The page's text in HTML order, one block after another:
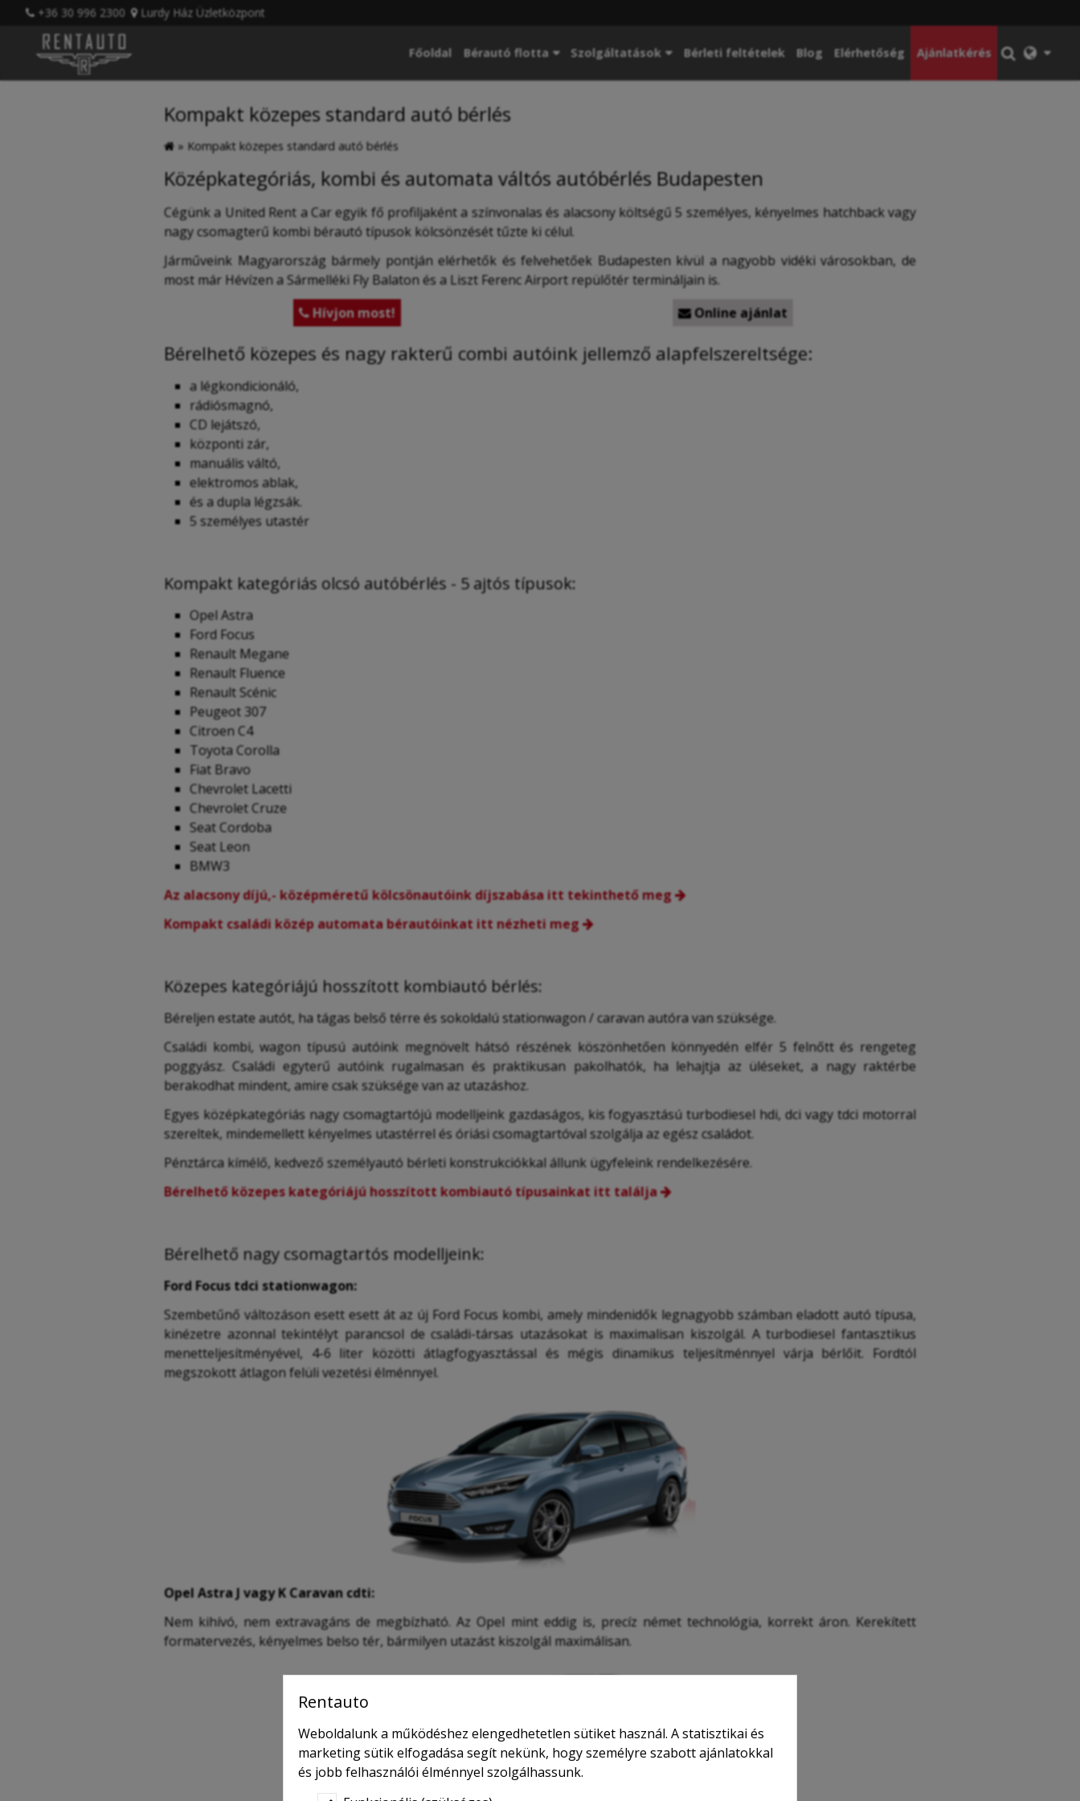
+36 30 996 2300 Lurdy Ház Üzletközpont
Főoldal Bérautó flotta Szolgáltatások Bérleti feltételek Blog Elérhetőség Ajánlatkérés
Kompakt közepes standard autó bérlés
» Kompakt közepes standard autó bérlés
Középkategóriás, kombi és automata váltós autóbérlés Budapesten
Cégünk a United Rent a Car egyik fő profiljaként a színvonalas és alacsony költségű 5 személyes, kényelmes hatchback vagy
nagy csomagterű kombi bérautó típusok kölcsönzését tűzte ki célul.
Járműveink Magyarország bármely pontján elérhetők és felvehetőek Budapesten kívül a nagyobb vidéki városokban, de
most már Hévízen a Sármelléki Fly Balaton és a Liszt Ferenc Airport repülőtér termináljain is.
 Hívjon most!  Online ajánlat
Bérelhető közepes és nagy rakterű combi autóink jellemző alapfelszereltsége:
a légkondicionáló,
rádiósmagnó,
CD lejátszó,
központi zár,
manuális váltó,
elektromos ablak,
és a dupla légzsák.
5 személyes utastér
Kompakt kategóriás olcsó autóbérlés - 5 ajtós típusok:
Opel Astra
Ford Focus
Renault Megane
Renault Fluence
Renault Scénic
Peugeot 307
Citroen C4
Toyota Corolla
Fiat Bravo
Chevrolet Lacetti
Chevrolet Cruze
Seat Cordoba
Seat Leon
BMW3
Az alacsony díjú,- középméretű kölcsönautóink díjszabása itt tekinthető meg
Kompakt családi közép automata bérautóinkat itt nézheti meg
Közepes kategóriájú hosszított kombiautó bérlés:
Béreljen estate autót, ha tágas belső térre és sokoldalú stationwagon / caravan autóra van szüksége.
Családi kombi, wagon típusú autóink megnövelt hátsó részének köszönhetően könnyedén elfér 5 felnőtt és rengeteg
poggyász. Családi egyterű autóink rugalmasan és praktikusan pakolhatók, ha lehajtja az üléseket, a nagy raktérbe
berakodhat mindent, amire csak szüksége van az utazáshoz.
Egyes középkategóriás nagy csomagtartójú modelljeink gazdaságos, kis fogyasztású turbodiesel hdi, dci vagy tdci motorral
szereltek, mindemellett kényelmes utastérrel és óriási csomagtartóval szolgálja az egész családot.
Pénztárca kímélő, kedvező személyautó bérleti konstrukciókkal állunk ügyfeleink rendelkezésére.
Bérelhető közepes kategóriájú hosszított kombiautó típusainkat itt találja
Bérelhető nagy csomagtartós modelljeink:
Ford Focus tdci stationwagon:
Szembetűnő változáson esett esett át az új Ford Focus kombi, amely mindenidők legnagyobb számban eladott autó típusa,
kinézetre azonnal tekintélyt parancsol de családi-társas utazásokat is maximalisan kiszolgál. A turbodiesel fantasztikus
menetteljesítményével, 4-6 liter közötti átlagfogyasztással és mégis dinamikus teljesítménnyel várja bérlőit. Fordtól
megszokott átlagon felüli vezetési élménnyel.
Opel Astra J vagy K Caravan cdti:
Nem kihívó, nem extravagáns de megbízható. Az Opel mint eddig is, precíz német technológia, korrekt áron. Kerekített
formatervezés, kényelmes belso tér, bármilyen utazást kiszolgál maximálisan.
Rentauto
Weboldalunk a működéshez elengedhetetlen sütiket használ. A statisztikai és
marketing sütik elfogadása segít nekünk, hogy személyre szabott ajánlatokkal
és jobb felhasználói élménnyel szolgálhassunk.